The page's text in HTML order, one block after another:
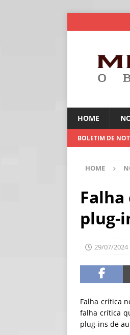
HOME
BOLETIM DE
HOME
plug-
29/07/2024
Falha crítica
falha crítica
plug-ins de